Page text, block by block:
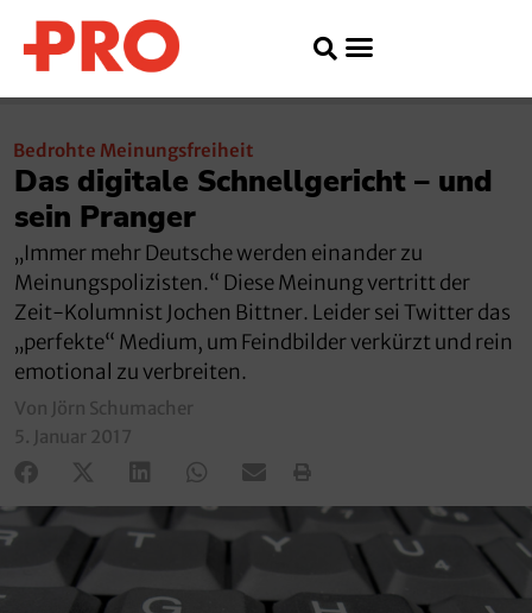
Bedrohte Meinungsfreiheit
Das digitale Schnellgericht – und
sein Pranger
„Immer mehr Deutsche werden einander zu
Meinungspolizisten.“ Diese Meinung vertritt der
Zeit-Kolumnist Jochen Bittner. Leider sei Twitter das
„perfekte“ Medium, um Feindbilder verkürzt und rein
emotional zu verbreiten.
Von Jörn Schumacher
5. Januar 2017